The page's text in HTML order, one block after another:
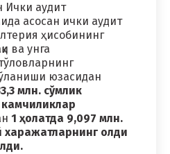
Ички аудит
асосан ички аудит
ҳисобининг
ва унга
юзасидан
млн. сўмлик
1 ҳолатда 9,097 млн.
харажатларнинг олди